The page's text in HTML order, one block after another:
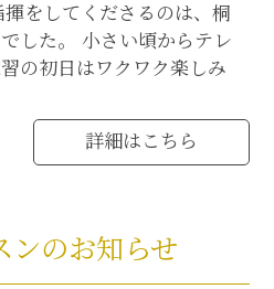
をしてくださるのは、桐
した。 小さい頃からテレ
の初日はワクワク楽しみ
詳細はこちら
ンのお知らせ